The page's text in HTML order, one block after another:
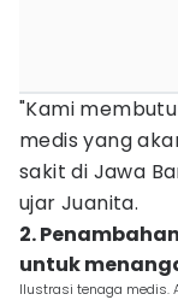
"Kami
medis yang
sakit di Jawa
ujar Juanita.
2.
untuk
Ilustrasi tenaga medis.